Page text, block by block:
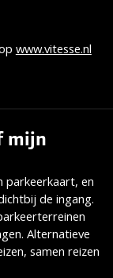
www.vitesse.nl
mijn
parkeerkaart, en
de ingang.
Alternatieve
samen reizen